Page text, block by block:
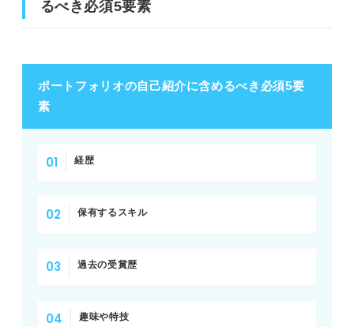
るべき必須5要素
ポートフォリオの自己紹介に含めるべき必須5要
素
経歴
保有するスキル
過去の受賞歴
趣味や特技